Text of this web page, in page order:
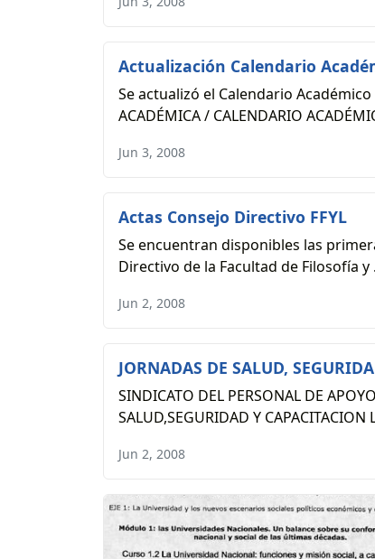
Actualización Calendario
Se actualizó el Calendario
ACADÉMICA / CALENDARIO
Jun 3, 2008
Actas Consejo Directivo FFYL
Se encuentran disponibles las
Directivo de la Facultad de Filosofía y
Jun 2, 2008
JORNADAS DE SALUD,
SINDICATO DEL PERSONAL DE
SALUD,SEGURIDAD Y CAPACITACION
Jun 2, 2008